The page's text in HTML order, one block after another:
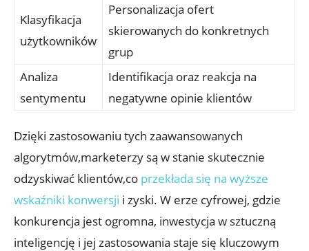
Klasyfikacja
użytkowników
Personalizacja ofert
skierowanych do ⁤konkretnych
grup
Analiza
‍sentymentu
Identifikacja oraz reakcja ​na
negatywne opinie klientów
Dzięki zastosowaniu tych zaawansowanych
algorytmów,marketerzy są‌ w stanie⁢ skutecznie
odzyskiwać⁢ klientów,co przekłada się na wyższe
wskaźniki konwersji i zyski. W erze cyfrowej,⁤ gdzie
konkurencja‌ jest ⁣ogromna, inwestycja w sztuczną
inteligencję i jej zastosowania staje⁣ się kluczowym